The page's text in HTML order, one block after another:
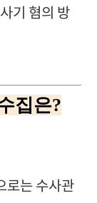
기 혐의 방
집은?
로는 수사관